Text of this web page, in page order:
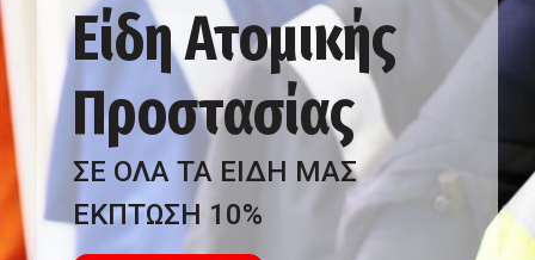
Είδη Ατομικής
Προστασίας
ΣΕ ΟΛΑ ΤΑ ΕΙΔΗ ΜΑΣ
ΕΚΠΤΩΣΗ 10%